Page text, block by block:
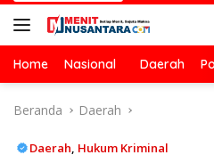
Home Nasional Daerah
Beranda Daerah
Daerah, Hukum Kriminal